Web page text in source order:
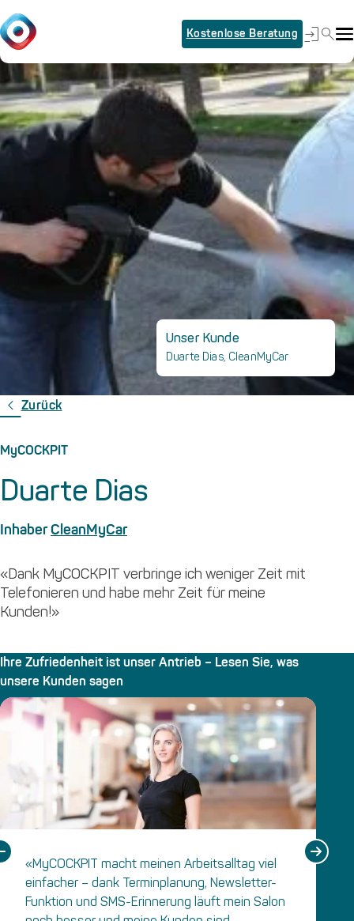
Kostenlose Beratung
Unser Kunde
Duarte Dias, CleanMyCar
Zurück
MyCOCKPIT
Duarte Dias
InhaberCleanMyCar
«Dank MyCOCKPIT verbringe ich weniger Zeit mit
Telefonieren und habe mehr Zeit für meine
Kunden!»
Ihre Zufriedenheit ist unser Antrieb – Lesen Sie, was
unsere Kunden sagen
«MyCOCKPIT macht meinen Arbeitsalltag viel
einfacher – dank Terminplanung, Newsletter-
Funktion und SMS-Erinnerung läuft mein Salon